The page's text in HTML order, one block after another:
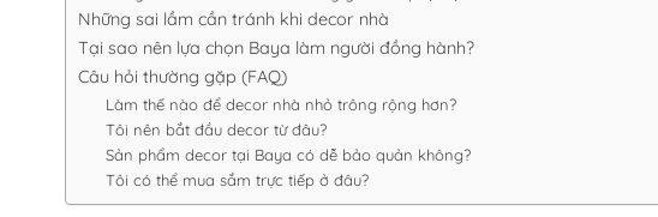
Những sai lầm cần tránh khi decor nhà
Tại sao nên lựa chọn Baya làm người đồng hành?
Câu hỏi thường gặp (FAQ)
Làm thế nào để decor nhà nhỏ trông rộng hơn?
Tôi nên bắt đầu decor từ đâu?
Sản phẩm decor tại Baya có dễ bảo quản không?
Tôi có thể mua sắm trực tiếp ở đâu?